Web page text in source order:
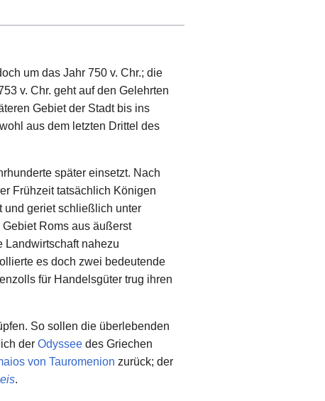
um das Jahr 750 v. Chr.; die
v. Chr. geht auf den Gelehrten
Gebiet der Stadt bis ins
aus dem letzten Drittel des
später einsetzt. Nach
Frühzeit tatsächlich Königen
und geriet schließlich unter
Roms aus äußerst
Landwirtschaft nahezu
es doch zwei bedeutende
für Handelsgüter trug ihren
So sollen die überlebenden
der Odyssee des Griechen
von Tauromenion zurück; der
.